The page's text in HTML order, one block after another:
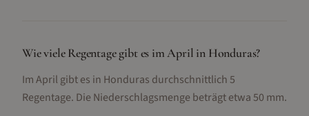
Wie viele Regentage gibt es im April in Honduras?
Im April gibt es in Honduras durchschnittlich 5
Regentage. Die Niederschlagsmenge beträgt etwa 50 mm.